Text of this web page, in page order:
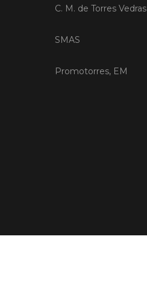
C. M. de Torres Vedras
SMAS
Promotorres, EM